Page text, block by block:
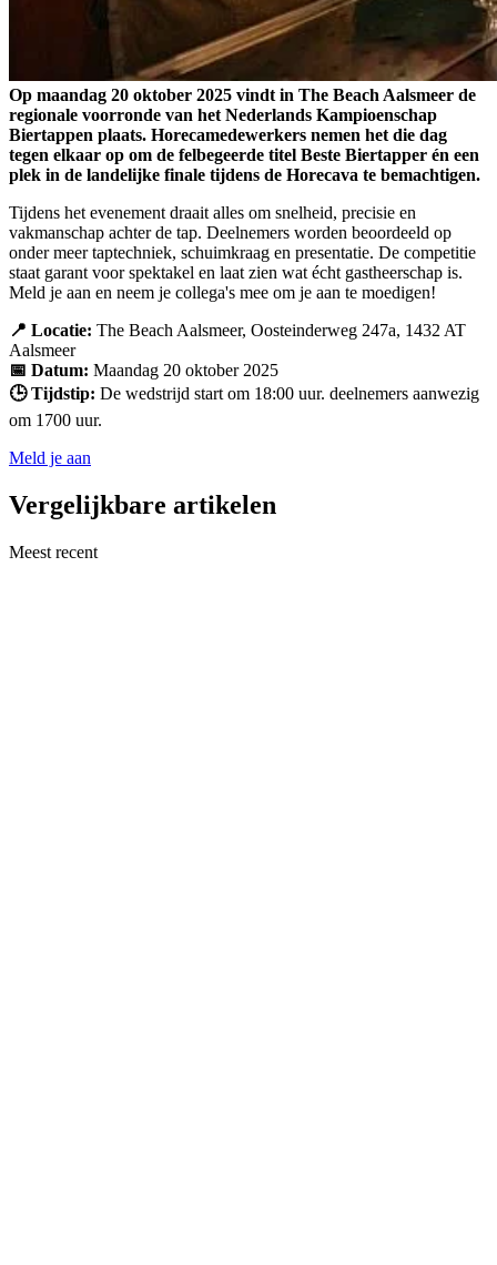
Op maandag 20 oktober 2025 vindt in The Beach Aalsmeer de
regionale voorronde van het Nederlands Kampioenschap
Biertappen plaats. Horecamedewerkers nemen het die dag
tegen elkaar op om de felbegeerde titel Beste Biertapper én een
plek in de landelijke finale tijdens de Horecava te bemachtigen.
Tijdens het evenement draait alles om snelheid, precisie en
vakmanschap achter de tap. Deelnemers worden beoordeeld op
onder meer taptechniek, schuimkraag en presentatie. De competitie
staat garant voor spektakel en laat zien wat écht gastheerschap is.
Meld je aan en neem je collega's mee om je aan te moedigen!
📍 Locatie: The Beach Aalsmeer, Oosteinderweg 247a, 1432 AT
Aalsmeer
📅 Datum: Maandag 20 oktober 2025
🕒 Tijdstip: De wedstrijd start om 18:00 uur. deelnemers aanwezig
om 1700 uur.
Meld je aan
Vergelijkbare artikelen
Meest recent